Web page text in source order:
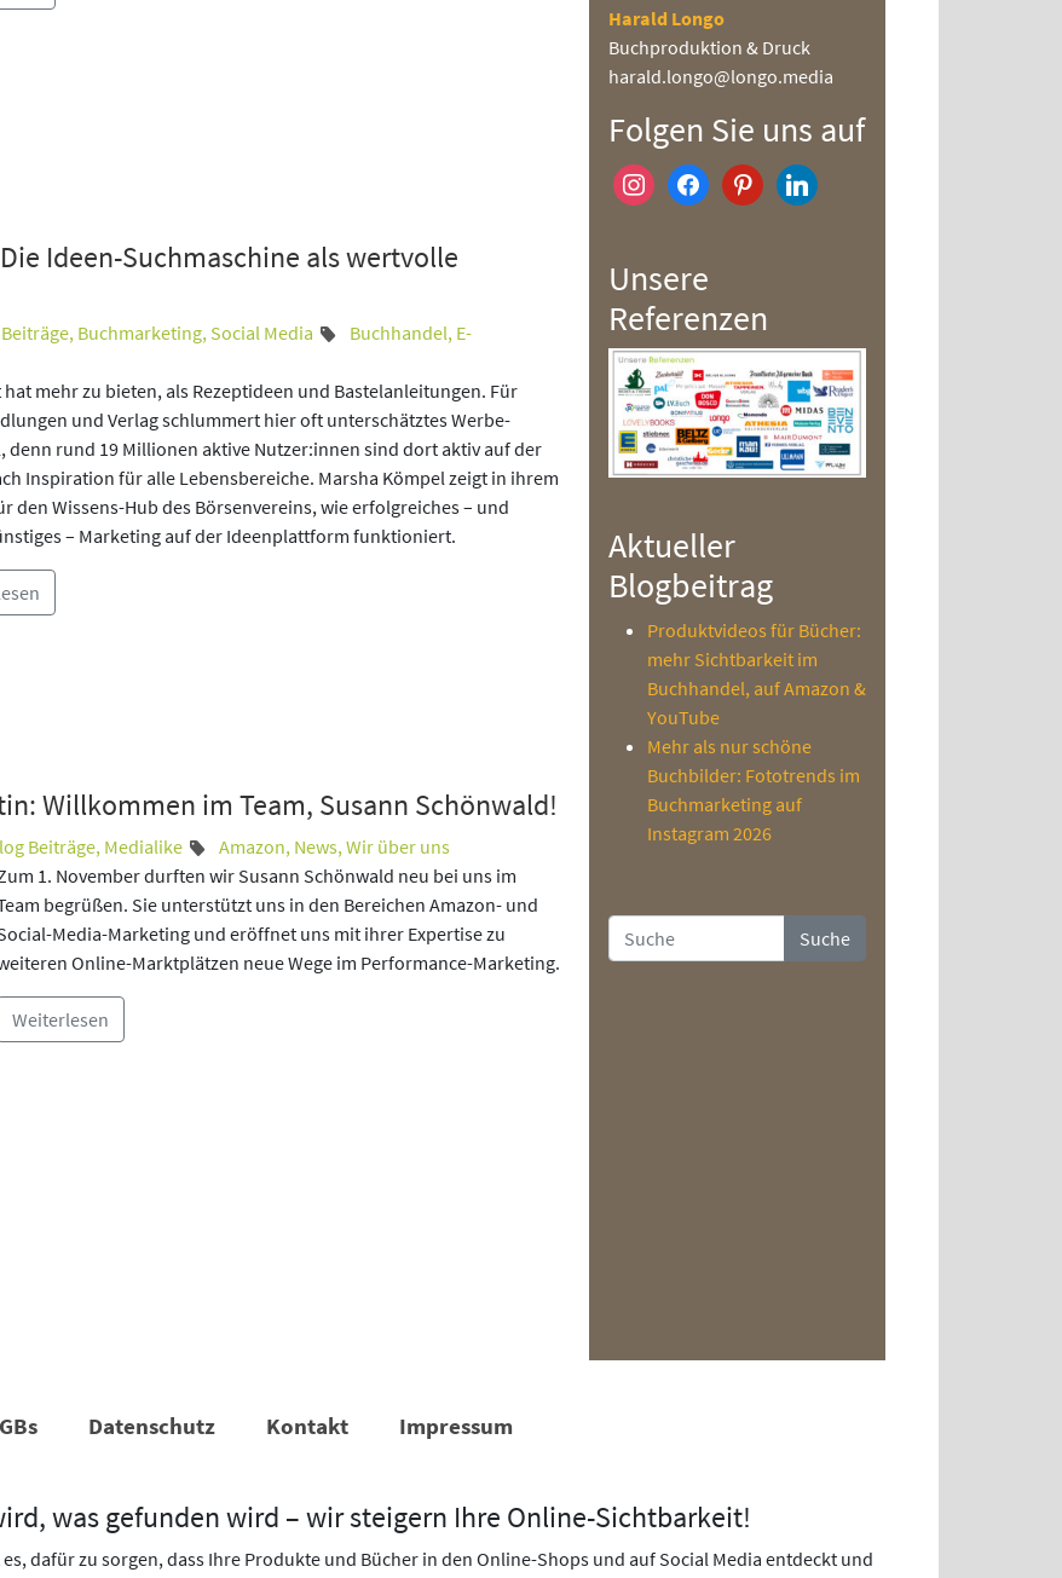
Ideen-Suchmaschine als wertvolle
, Buchmarketing, Social Media Buchhandel, E-
mehr zu bieten, als Rezeptideen und Bastelanleitungen. Für
und Verlag schlummert hier oft unterschätztes Werbe-
denn rund 19 Millionen aktive Nutzer:innen sind dort aktiv auf der
Inspiration für alle Lebensbereiche. Marsha Kömpel zeigt in ihrem
den Wissens-Hub des Börsenvereins, wie erfolgreiches – und
– Marketing auf der Ideenplattform funktioniert.
Willkommen im Team, Susann Schönwald!
Beiträge, Medialike Amazon, News,Wir über uns
1. November durften wir Susann Schönwald neu bei uns im
begrüßen. Sie unterstützt uns in den Bereichen Amazon- und
Media-Marketing und eröffnet uns mit ihrer Expertise zu
Online-Marktplätzen neue Wege im Performance-Marketing.
Weiterlesen
Harald Longo
Buchproduktion & Druck
harald.longo@longo.media
Folgen Sie uns auf
instagramfacebookpinterestlinkedin
Unsere
Referenzen
Aktueller
Blogbeitrag
Produktvideos für Bücher:
mehr Sichtbarkeit im
Buchhandel, auf Amazon &
YouTube
Mehr als nur schöne
Buchbilder: Fototrends im
Buchmarketing auf
Instagram 2026
Suche
Datenschutz Kontakt Impressum
was gefunden wird – wir steigern Ihre Online-Sichtbarkeit!
dafür zu sorgen, dass Ihre Produkte und Bücher in den Online-Shops und auf Social Media entdeckt und